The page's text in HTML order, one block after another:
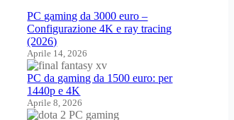
PC gaming da 3000 euro –
Configurazione 4K e ray tracing
(2026)
Aprile 14, 2026
PC da gaming da 1500 euro: per
1440p e 4K
Aprile 8, 2026